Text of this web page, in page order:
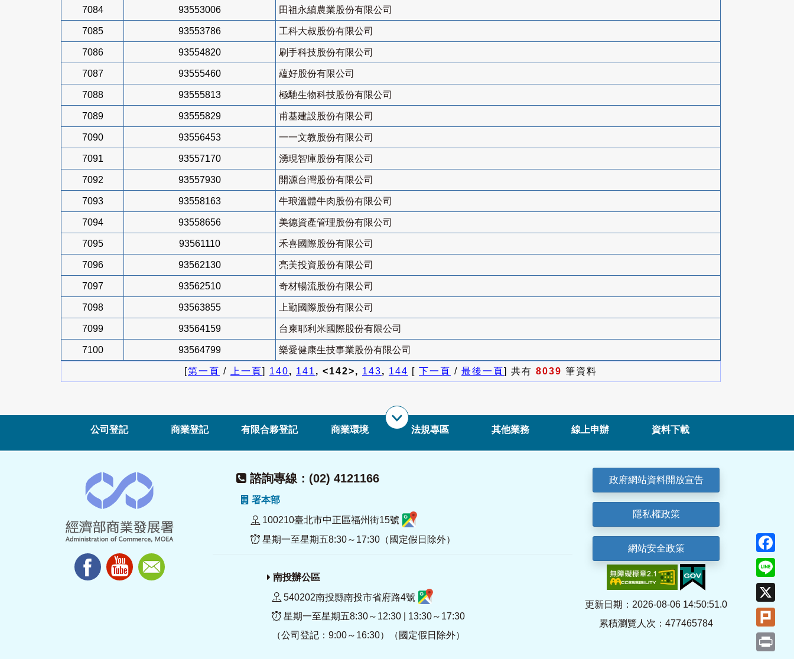
7084 93553006 田祖永續農業股份有限公司
7085 93553786 工科大叔股份有限公司
7086 93554820 刷手科技股份有限公司
7087 93555460 蘊好股份有限公司
7088 93555813 極馳生物科技股份有限公司
7089 93555829 甫基建設股份有限公司
7090 93556453 一一文教股份有限公司
7091 93557170 湧現智庫股份有限公司
7092 93557930 開源台灣股份有限公司
7093 93558163 牛琅溫體牛肉股份有限公司
7094 93558656 美德資產管理股份有限公司
7095 93561110 禾喜國際股份有限公司
7096 93562130 亮美投資股份有限公司
7097 93562510 奇材暢流股份有限公司
7098 93563855 上勤國際股份有限公司
7099 93564159 台柬耶利米國際股份有限公司
7100 93564799 樂愛健康生技事業股份有限公司
[第一頁 / 上一頁] 140, 141, <142>, 143, 144 [ 下一頁 / 最後一頁] 共有 8039 筆資料
公司登記 商業登記 有限合夥登記 商業環境 法規專區 其他業務 線上申辦 資料下載
諮詢專線：(02) 4121166
署本部
100210臺北市中正區福州街15號
星期一至星期五8:30～17:30（國定假日除外）
南投辦公區
540202南投縣南投市省府路4號
星期一至星期五8:30～12:30 | 13:30～17:30
（公司登記：9:00～16:30）（國定假日除外）
政府網站資料開放宣告
隱私權政策
網站安全政策
更新日期：2026-08-06 14:50:51.0
累積瀏覽人次：477465784